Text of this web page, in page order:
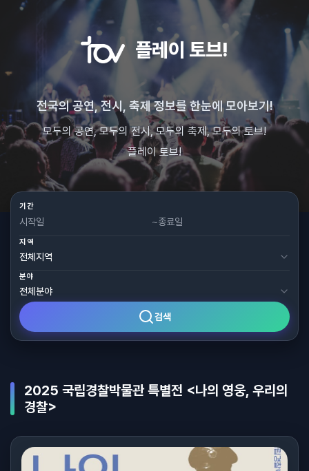
플레이 토브!
전국의 공연, 전시, 축제 정보를 한눈에 모아보기!
모두의 공연, 모두의 전시, 모두의 축제, 모두의 토브!
플레이 토브!
기간
~
지역
분야
검색
2025 국립경찰박물관 특별전 <나의 영웅, 우리의
경찰>